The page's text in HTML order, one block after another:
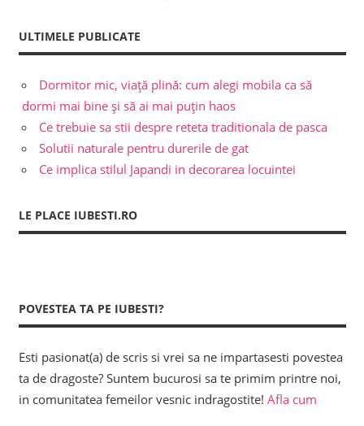
ULTIMELE PUBLICATE
Dormitor mic, viață plină: cum alegi mobila ca să
dormi mai bine și să ai mai puțin haos
Ce trebuie sa stii despre reteta traditionala de pasca
Solutii naturale pentru durerile de gat
Ce implica stilul Japandi in decorarea locuintei
LE PLACE IUBESTI.RO
POVESTEA TA PE IUBESTI?
Esti pasionat(a) de scris si vrei sa ne impartasesti povestea
ta de dragoste? Suntem bucurosi sa te primim printre noi,
in comunitatea femeilor vesnic indragostite! Afla cum